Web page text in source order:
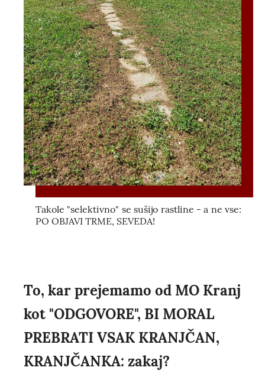
Takole "selektivno" se sušijo rastline - a ne vse:
PO OBJAVI TRME, SEVEDA!
To, kar prejemamo od MO Kranj
kot "ODGOVORE", BI MORAL
PREBRATI VSAK KRANJČAN,
KRANJČANKA: zakaj?